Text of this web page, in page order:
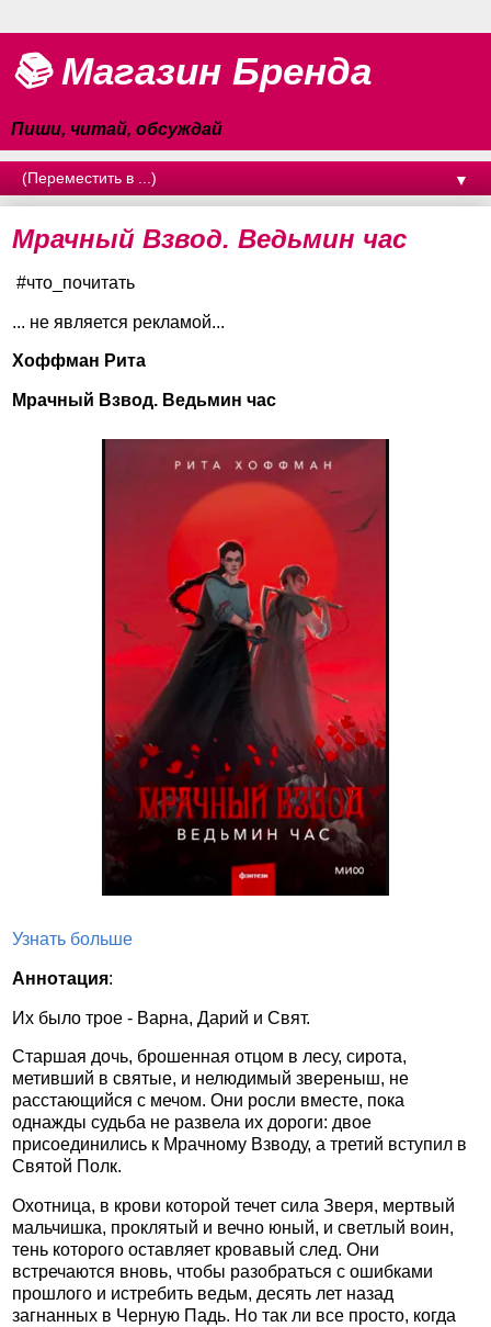
📚 Магазин Бренда
Пиши, читай, обсуждай
▼
Мрачный Взвод. Ведьмин час
#что_почитать
... не является рекламой...
Хоффман Рита
Мрачный Взвод. Ведьмин час
Узнать больше
Аннотация:
Их было трое - Варна, Дарий и Свят.
Старшая дочь, брошенная отцом в лесу, сирота,
метивший в святые, и нелюдимый звереныш, не
расстающийся с мечом. Они росли вместе, пока
однажды судьба не развела их дороги: двое
присоединились к Мрачному Взводу, а третий вступил в
Святой Полк.
Охотница, в крови которой течет сила Зверя, мертвый
мальчишка, проклятый и вечно юный, и светлый воин,
тень которого оставляет кровавый след. Они
встречаются вновь, чтобы разобраться с ошибками
прошлого и истребить ведьм, десять лет назад
загнанных в Черную Падь. Но так ли все просто, когда